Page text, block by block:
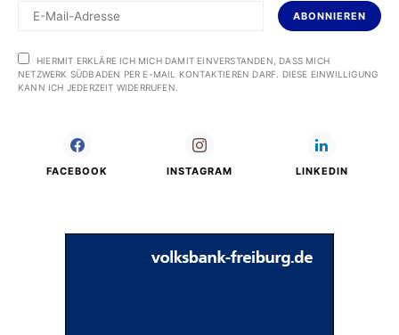
ABONNIEREN
HIERMIT ERKLÄRE ICH MICH DAMIT EINVERSTANDEN, DASS MICH
NETZWERK SÜDBADEN PER E-MAIL KONTAKTIEREN DARF. DIESE EINWILLIGUNG
KANN ICH JEDERZEIT WIDERRUFEN.
FACEBOOK INSTAGRAM LINKEDIN